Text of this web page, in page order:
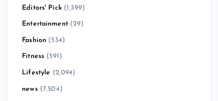
Editors' Pick(1,399)
Entertainment(29)
Fashion (534)
Fitness (591)
Lifestyle (2,094)
news(7,504)